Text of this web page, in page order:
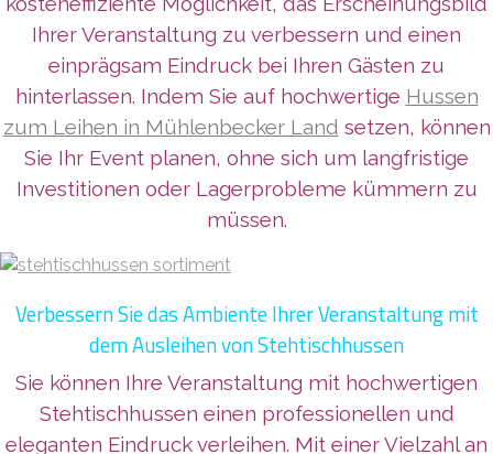
Ihrer Veranstaltung zu verbessern und einen
einprägsam Eindruck bei Ihren Gästen zu
hinterlassen. Indem Sie auf hochwertige Hussen
zum Leihen in Mühlenbecker Land setzen, können
Sie Ihr Event planen, ohne sich um langfristige
Investitionen oder Lagerprobleme kümmern zu
müssen.
Verbessern Sie das Ambiente Ihrer Veranstaltung mit
dem Ausleihen von Stehtischhussen
Sie können Ihre Veranstaltung mit hochwertigen
Stehtischhussen einen professionellen und
eleganten Eindruck verleihen. Mit einer Vielzahl an